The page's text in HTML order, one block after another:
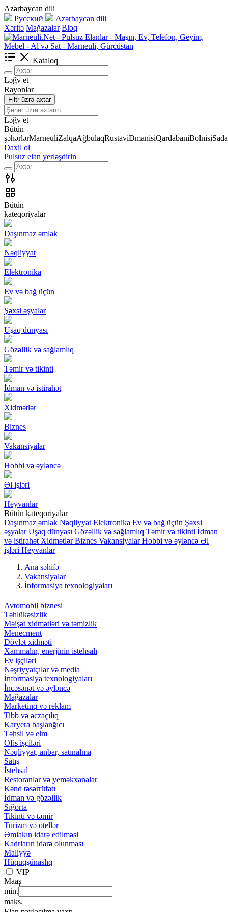
Azərbaycan dili
Русский
Azərbaycan dili
Xəritə Mağazalar Bloq
Kataloq
Ləğv et
Rayonlar
Filtr üzrə axtar
Ləğv et
Bütün
şəhərlərMarneuliZalqaAğbulaqRustaviDmanisiQardabaniBolnisi
Daxil ol
Pulsuz elan yerləşdirin
Bütün
kateqoriyalar
Daşınmaz əmlak
Nəqliyyat
Elektronika
Ev və bağ üçün
Şəxsi əşyalar
Uşaq dünyası
Gözəllik və sağlamlıq
Təmir və tikinti
İdman və istirahət
Xidmətlər
Biznes
Vakansiyalar
Hobbi və əyləncə
Əl işləri
Heyvanlar
Bütün kateqoriyalar
Daşınmaz əmlak Nəqliyyat Elektronika Ev və bağ üçün Şəxsi
əşyalar Uşaq dünyası Gözəllik və sağlamlıq Təmir və tikinti İdman
və istirahət Xidmətlər Biznes Vakansiyalar Hobbi və əyləncə Əl
işləri Heyvanlar
Ana səhifə
Vakansiyalar
İnformasiya texnologiyaları
Avtomobil biznesi
Təhlükəsizlik
Məişət xidmətləri və təmizlik
Menecment
Dövlət xidməti
Xammalın, enerjinin istehsalı
Ev işçiləri
Nəşriyyatçılar və media
İnformasiya texnologiyaları
İncəsənət və əyləncə
Mağazalar
Marketinq və reklam
Tibb və əczaçılıq
Karyera başlanğıcı
Təhsil və elm
Ofis işçiləri
Nəqliyyat, anbar, satınalma
Satış
İstehsal
Restoranlar və yeməkxanalar
Kənd təsərrüfatı
İdman və gözəllik
Sığorta
Tikinti və təmir
Turizm və otellər
Əmlakın idarə edilməsi
Kadrların idarə olunması
Maliyyə
Hüquqşünaslıq
VIP
Maaş
min.
maks.